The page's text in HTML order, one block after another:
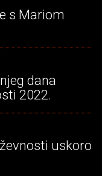
s Mariom
dana
2022.
uskoro